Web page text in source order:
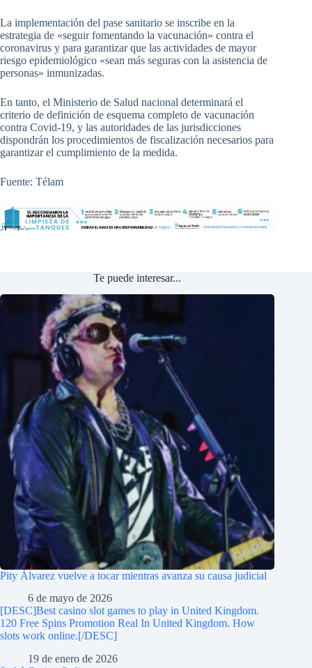
La implementación del pase sanitario se inscribe en la
estrategia de «seguir fomentando la vacunación» contra el
coronavirus y para garantizar que las actividades de mayor
riesgo epidemiológico «sean más seguras con la asistencia de
personas» inmunizadas.
En tanto, el Ministerio de Salud nacional determinará el
criterio de definición de esquema completo de vacunación
contra Covid-19, y las autoridades de las jurisdicciones
dispondrán los procedimientos de fiscalización necesarios para
garantizar el cumplimiento de la medida.
Fuente: Télam
Te puede interesar...
Pity Álvarez vuelve a tocar mientras avanza su causa judicial
6 de mayo de 2026
[DESC]Best casino slot games to play in United Kingdom.
120 Free Spins Promotion Real In United Kingdom. How
slots work online.[/DESC]
19 de enero de 2026